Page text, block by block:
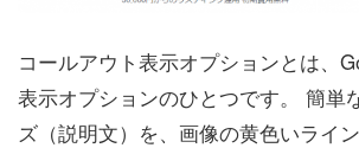
コールアウト表示オプションとは、
表示オプションのひとつです。 簡単
ズ（説明文）を、画像の黄色いライ